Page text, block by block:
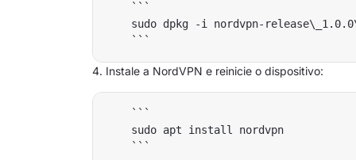
    ```
sudo dpkg -i nordvpn-
Instale a NordVPN e reinicie o dispositivo:
    ```
    sudo apt install nordvpn
    ```